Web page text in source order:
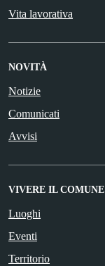
Vita lavorativa
NOVITÀ
Notizie
Comunicati
Avvisi
VIVERE IL COMUNE
Luoghi
Eventi
Territorio